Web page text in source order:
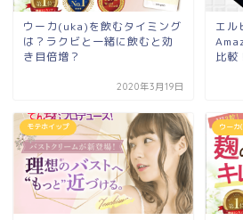
ウーカ(uka)を飲むタイミング
は？ラクビと一緒に飲むと効
き目倍増？
2020年3月19日
エル
比較！
モテホイップ ウー